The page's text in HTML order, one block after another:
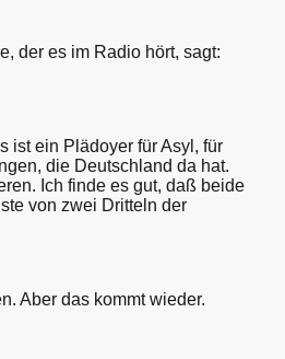
der es im Radio hört, sagt:
ist ein Plädoyer für Asyl, für
die Deutschland da hat.
Ich finde es gut, daß beide
von zwei Dritteln der
Aber das kommt wieder.